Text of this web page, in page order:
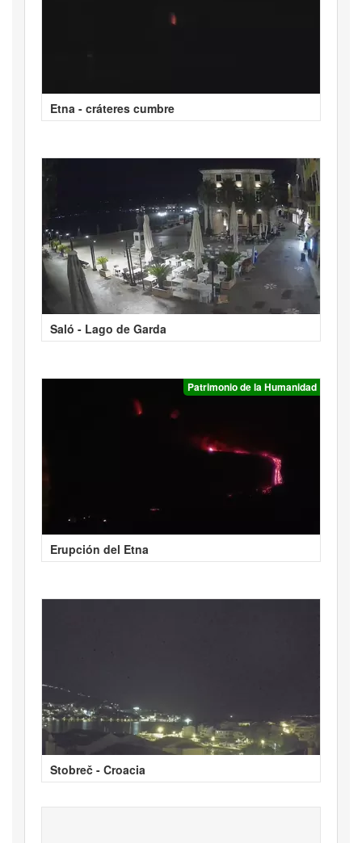
Etna - cráteres cumbre
Saló - Lago de Garda
Patrimonio de la Humanidad
Erupción del Etna
Stobreč - Croacia